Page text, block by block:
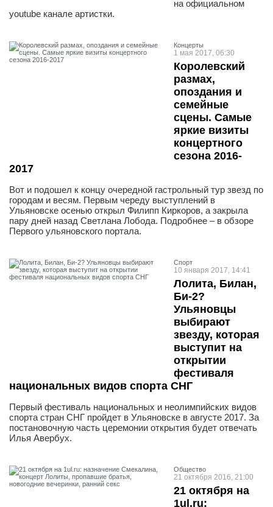
на официальном
youtube канале артистки.
Концерты
1 мая 2017, 06:30
Королевский
размах,
опоздания и
семейные
сцены. Самые
яркие визиты
концертного
сезона 2016-
2017
Вот и подошел к концу очередной гастрольный тур звезд по
городам и весям. Первым череду выступлений в
Ульяновске осенью открыл Филипп Киркоров, а закрыла
пару дней назад Светлана Лобода. Подробнее – в обзоре
Первого ульяновского портала.
Спорт
10 января 2017, 14:41
Лолита, Билан,
Би-2?
Ульяновцы
выбирают
звезду, которая
выступит на
открытии
фестиваля
национальных видов спорта СНГ
Первый фестиваль национальных и неолимпийских видов
спорта стран СНГ пройдет в Ульяновске в августе 2017. За
постановочную часть церемонии открытия будет отвечать
Илья Авербух.
Общество
21 октября 2016, 21:00
21 октября на
1ul.ru: